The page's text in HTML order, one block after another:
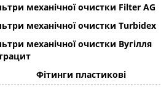
механічної очистки Filter AG
механічної очистки Turbidex
механічної очистки Вугілля
Фітинги пластикові